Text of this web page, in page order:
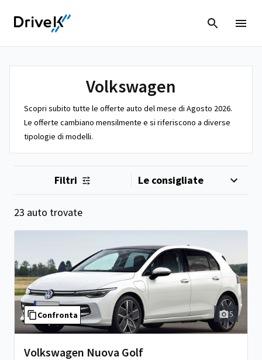
Volkswagen
Scopri subito tutte le offerte auto del mese di Agosto 2026.
Le offerte cambiano mensilmente e si riferiscono a diverse
tipologie di modelli.
Filtri
23 auto trovate
Confronta 5
Volkswagen Nuova Golf